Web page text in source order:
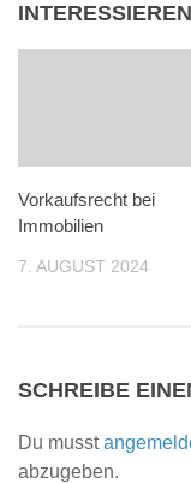
Vorkaufsrecht bei
Immobilien
7. AUGUST 2024
SCHREIBE
Du musst
abzugeben.